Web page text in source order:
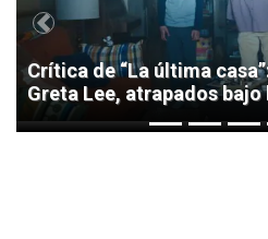
Crítica de “La última
Greta Lee, atrapados bajo
Previous